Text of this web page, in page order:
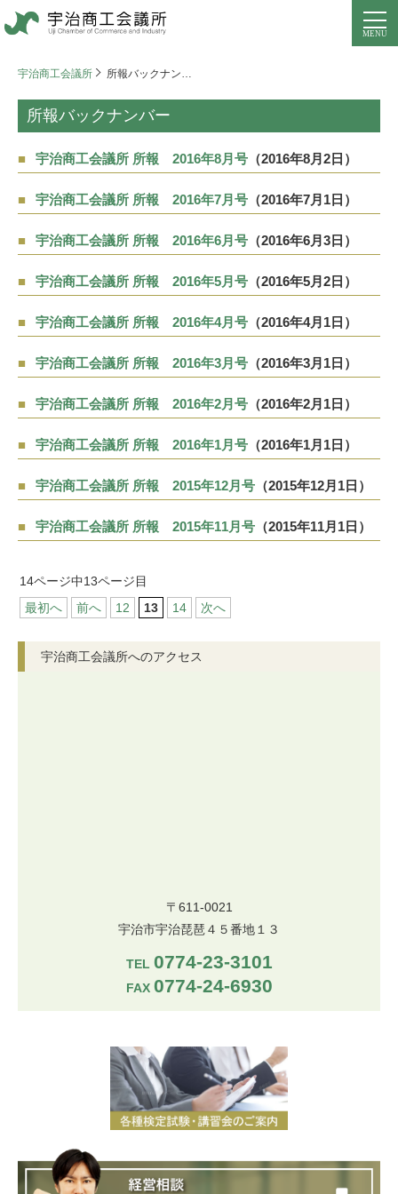
宇治商工会議所 所報バックナンバー
所報バックナンバー
宇治商工会議所 所報 2016年8月号 （2016年8月2日）
宇治商工会議所 所報 2016年7月号 （2016年7月1日）
宇治商工会議所 所報 2016年6月号 （2016年6月3日）
宇治商工会議所 所報 2016年5月号 （2016年5月2日）
宇治商工会議所 所報 2016年4月号 （2016年4月1日）
宇治商工会議所 所報 2016年3月号 （2016年3月1日）
宇治商工会議所 所報 2016年2月号 （2016年2月1日）
宇治商工会議所 所報 2016年1月号 （2016年1月1日）
宇治商工会議所 所報 2015年12月号 （2015年12月1日）
宇治商工会議所 所報 2015年11月号 （2015年11月1日）
14ページ中13ページ目
最初へ
前へ 12 13 14 次へ
宇治商工会議所へのアクセス
〒611-0021
宇治市宇治琵琶４５番地１３
TEL 0774-23-3101
FAX 0774-24-6930